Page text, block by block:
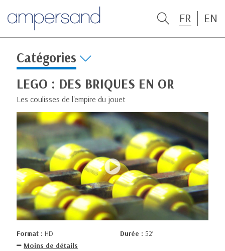
FR EN
Catégories
LEGO : DES BRIQUES EN OR
Les coulisses de l'empire du jouet
Format : HD Durée : 52’
Moins de détails